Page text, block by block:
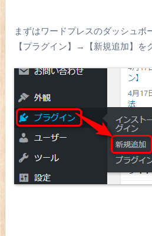
まずはワードプレスのダッシュボ
【プラグイン】→【新規追加】を